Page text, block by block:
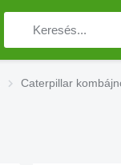
Caterpillar